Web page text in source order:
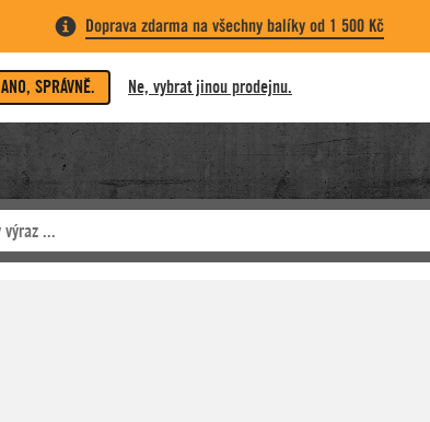
Doprava zdarma na všechny balíky od 1 500 Kč
ANO, SPRÁVNĚ. Ne, vybrat jinou prodejnu.